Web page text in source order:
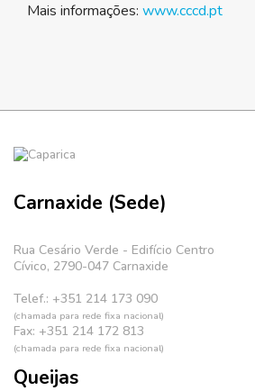
Mais informações: www.cccd.pt
Carnaxide (Sede)
Rua Cesário Verde - Edifício Centro
Cívico, 2790-047 Carnaxide
Telef.: +351 214 173 090
(chamada para rede fixa nacional)
Fax: +351 214 172 813
(chamada para rede fixa nacional)
Queijas